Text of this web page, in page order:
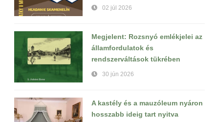
02 júl 2026
Megjelent: Rozsnyó emlékjelei az
államfordulatok és
rendszerváltások tükrében
30 jún 2026
A kastély és a mauzóleum nyáron
hosszabb ideig tart nyitva